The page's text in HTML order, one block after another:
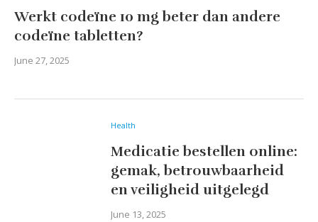
Werkt codeïne 10 mg beter dan andere
codeïne tabletten?
June 27, 2025
Health
Medicatie bestellen online:
gemak, betrouwbaarheid
en veiligheid uitgelegd
June 13, 2025